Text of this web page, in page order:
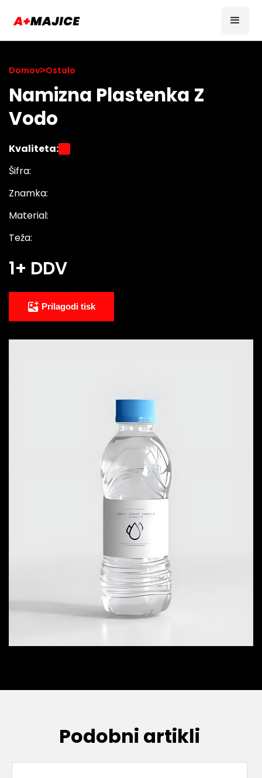
Domov>Ostalo
Namizna Plastenka Z
Vodo
Kvaliteta:
Šifra:
Znamka:
Material:
Teža:
1+ DDV
Prilagodi tisk
Podobni artikli